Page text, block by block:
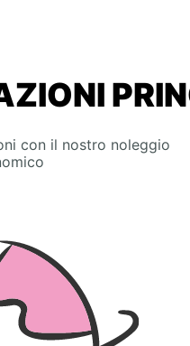
con il nostro noleggio